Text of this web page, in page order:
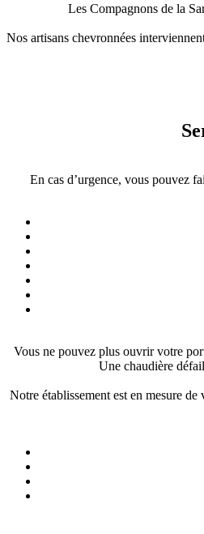
Les Compagnons de la
Nos artisans chevronnées
En cas d’urgence, vous pouvez
Vous ne pouvez plus ouvrir votre
Une chaudière
Notre établissement est en mesure